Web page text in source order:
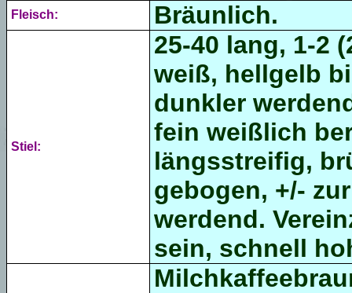
Fleisch: Bräunlich.
Stiel:
25-40 lang, 1-2
weiß, hellgelb
dunkler
fein weißlich
längsstreifig,
gebogen, +/-
werdend.
sein, schnell